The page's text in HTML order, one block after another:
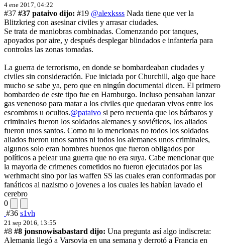
4 ene 2017, 04:22
#37 #37 pataivo dijo: #19 @alexksss Nada tiene que ver la
Blitzkrieg con asesinar civiles y arrasar ciudades.
Se trata de maniobras combinadas. Comenzando por tanques,
apoyados por aire, y después desplegar blindados e infantería para
controlas las zonas tomadas.
La guerra de terrorismo, en donde se bombardeaban ciudades y
civiles sin consideración. Fue iniciada por Churchill, algo que hace
mucho se sabe ya, pero que en ningún documental dicen. El primero
bombardeo de este tipo fue en Hamburgo. Incluso pensaban lanzar
gas venenoso para matar a los civiles que quedaran vivos entre los
escombros u ocultos.@pataivo si pero recuerda que los bárbaros y
criminales fueron los soldados alemanes y soviéticos, los aliados
fueron unos santos. Como tu lo mencionas no todos los soldados
aliados fueron unos santos ni todos los alemanes unos criminales,
algunos solo eran hombres buenos que fueron obligados por
políticos a pelear una guerra que no era suya. Cabe mencionar que
la mayoria de crimenes cometidos no fueron ejecutados por las
werhmacht sino por las waffen SS las cuales eran conformadas por
fanáticos al nazismo o jovenes a los cuales les habían lavado el
cerebro
0
#36 s1vh
21 sep 2016, 13:55
#8 #8 jonsnowisabastard dijo: Una pregunta así algo indiscreta:
Alemania llegó a Varsovia en una semana y derrotó a Francia en